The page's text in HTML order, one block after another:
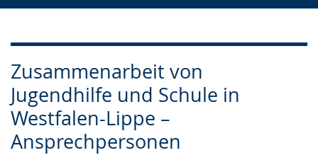
Zusammenarbeit von
Jugendhilfe und Schule in
Westfalen-Lippe –
Ansprechpersonen